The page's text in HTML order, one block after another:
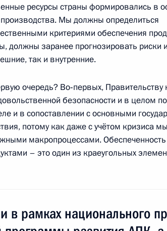
коллектив Николаевского
драматического театра (Украина)
ресурсы страны формировались в
производства. Мы должны определиться
критериями обеспечения
должны заранее прогнозировать риски
так и внутренние.
очередь? Во‑первых, Правительству
безопасности и в целом
и в сопоставлении с основными
потому как даже с учётом кризиса
макропроцессами. Обеспеченность
– это один из краеугольных
в рамках национального